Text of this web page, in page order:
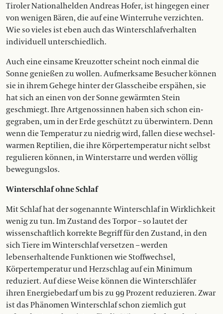
Tiroler Nationalhelden Andreas Hofer, ist hingegen einer
von wenigen Bären, die auf eine Winterruhe verzichten.
Wie so vieles ist eben auch das Winterschlafverhalten
individuell unterschiedlich.
Auch eine einsame Kreuzotter scheint noch einmal die
Sonne genießen zu wollen. Aufmerksame Besucher können
sie in ihrem Gehege hinter der Glasscheibe erspähen, sie
hat sich an einen von der Sonne gewärmten Stein
geschmiegt. Ihre Artgenossinnen haben sich schon ein­
gegraben, um in der Erde geschützt zu überwintern. Denn
wenn die Temperatur zu niedrig wird, fallen diese wechsel­
warmen Reptilien, die ihre Körpertempe­ratur nicht selbst
regulieren können, in Win­terstarre und werden völlig
bewegungslos.
Winterschlaf ohne Schlaf
Mit Schlaf hat der sogenannte Winterschlaf in Wirklichkeit
wenig zu tun. Im Zustand des Torpor – so lautet der
wissenschaftlich korrekte Begriff für den Zustand, in den
sich Tiere im Winterschlaf versetzen – werden
lebenserhaltende Funktionen wie Stoffwechsel,
Körpertemperatur und Herzschlag auf ein Minimum
reduziert. Auf diese Weise können die Winterschläfer
ihren Energiebedarf um bis zu 99 Prozent reduzieren. Zwar
ist das Phänomen Winterschlaf schon ziemlich gut